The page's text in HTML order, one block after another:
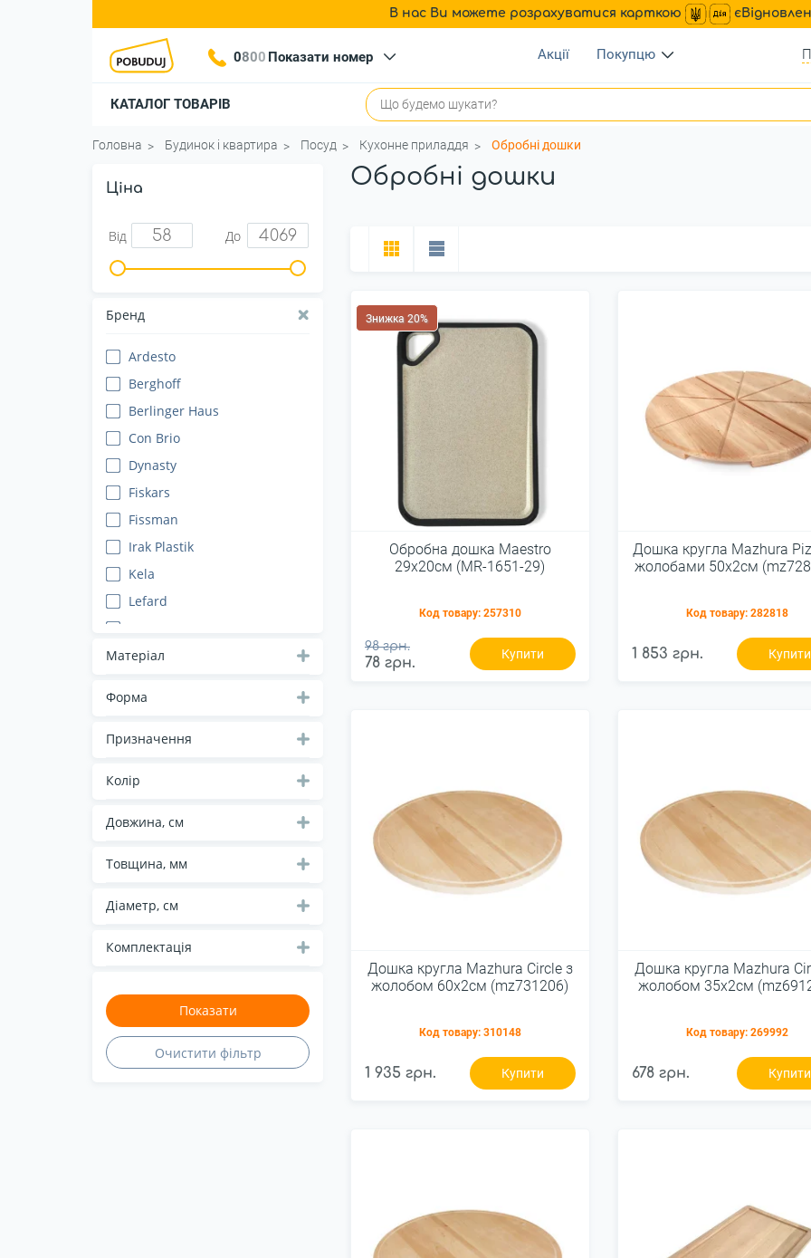
В нас Ви можете розрахуватися карткою
0800 Показати номер Акції Покупцю
КАТАЛОГ ТОВАРІВ
Головна Будинок і квартира Посуд Кухонне приладдя Обробні дошки
Ціна
Від До
Бренд
Ardesto
Berghoff
Berlinger Haus
Con Brio
Dynasty
Fiskars
Fissman
Irak Plastik
Kela
Lefard
MasterTool
Матеріал
Форма
Призначення
Колір
Довжина, см
Товщина, мм
Діаметр, см
Комплектація
Обробні дошки
Знижка 20%
Обробна дошка Maestro
29x20см (MR-1651-29)
Код товару: 257310
98 грн.
78 грн.
Купити
Дошка кругла Mazhura
жолобами 50x2см
Код товару: 282818
1 853 грн. Купити
Дошка кругла Mazhura Сircle з
жолобом 60х2см (mz731206)
Код товару: 310148
1 935 грн. Купити
Дошка кругла Mazhura
жолобом 35х2см
Код товару: 269992
678 грн. Купити